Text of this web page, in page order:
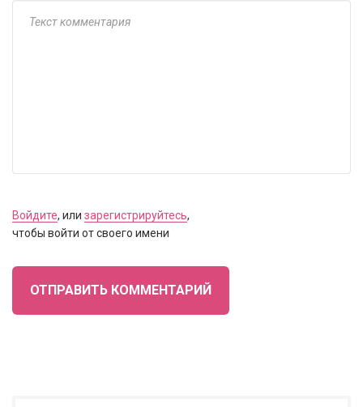
Войдите, или зарегистрируйтесь,
чтобы войти от своего имени
ОТПРАВИТЬ КОММЕНТАРИЙ